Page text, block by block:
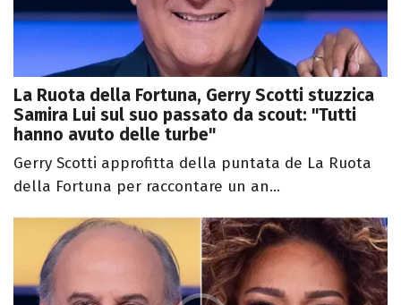
La Ruota della Fortuna, Gerry Scotti stuzzica
Samira Lui sul suo passato da scout: "Tutti
hanno avuto delle turbe"
Gerry Scotti approfitta della puntata de La Ruota
della Fortuna per raccontare un an...